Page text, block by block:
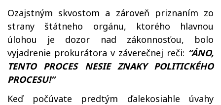
Ozajstným skvostom a zároveň priznaním zo
strany štátneho orgánu, ktorého hlavnou
úlohou je dozor nad zákonnosťou, bolo
vyjadrenie prokurátora v záverečnej reči: “ÁNO,
TENTO PROCES NESIE ZNAKY POLITICKÉHO
PROCESU!”
Keď počúvate predtým ďalekosiahle úvahy